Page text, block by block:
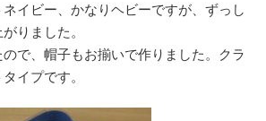
イビー、かなりヘビーですが、ずっし
りました。
で、帽子もお揃いで作りました。クラ
イプです。